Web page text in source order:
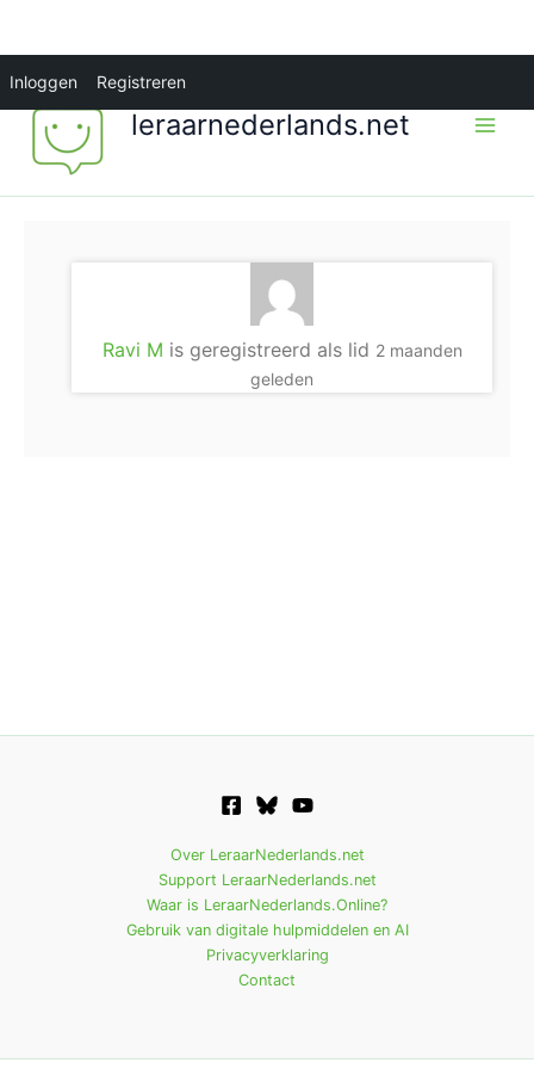
Inloggen Registreren
inhoud
leraarnederlands.net
Ravi M is geregistreerd als lid 2 maanden
geleden
Over LeraarNederlands.net
Support LeraarNederlands.net
Waar is LeraarNederlands.Online?
Gebruik van digitale hulpmiddelen en AI
Privacyverklaring
Contact